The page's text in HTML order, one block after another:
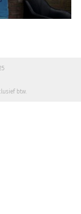
btw.